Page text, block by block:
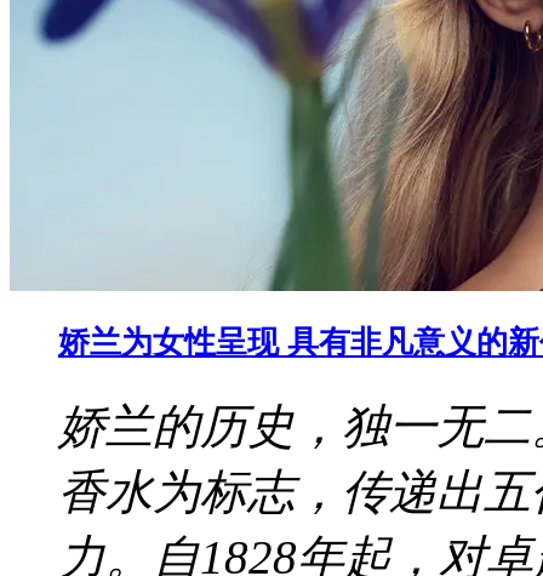
娇兰为女性呈现 具有非凡意义的
娇兰的历史，独一无
香水为标志，传递出
力。自1828年起，对